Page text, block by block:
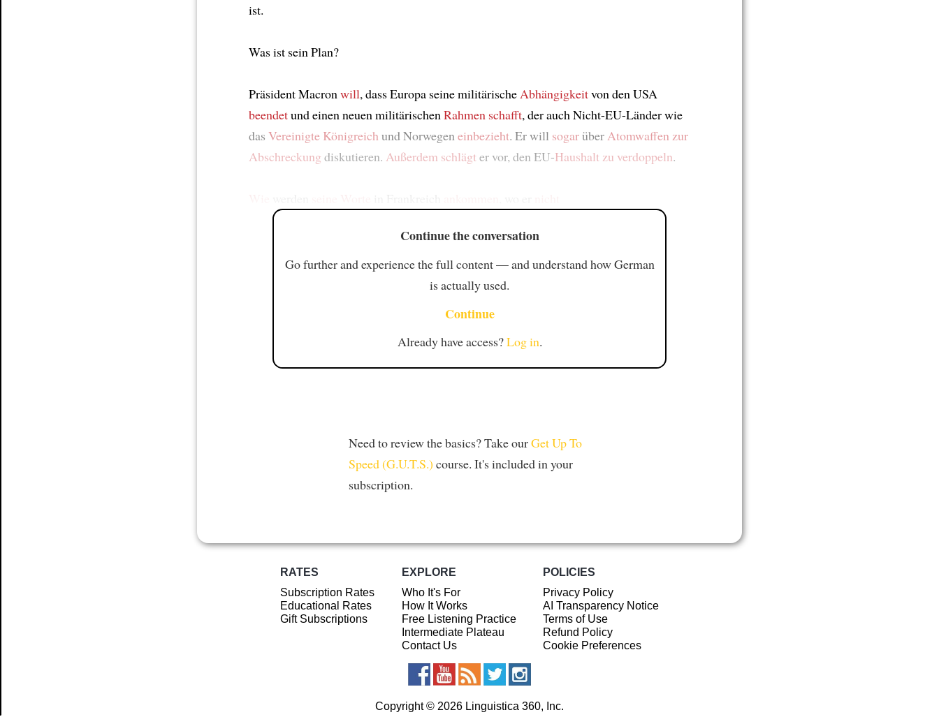
ist.
Was ist sein Plan?
Präsident Macron will, dass Europa seine militärische Abhängigkeitvon den USA
beendetund einen neuen militärischen Rahmen schafft, der auch Nicht-EU-Länder wie
das Vereinigte Königreich und Norwegen einbezieht. Er will sogarüber Atomwaffen zur
Abschreckung diskutieren. Außerdem schlägter vor, den EU-Haushalt zu verdoppeln.
Continue the conversation
Go further and experience the full content — and understand how German
is actually used.
Continue
Already have access?Log in.
Need to review the basics? Take ourGet Up To
Speed (G.U.T.S.) course. It's included in your
subscription.
RATES
Subscription Rates
Educational Rates
Gift Subscriptions
EXPLORE
Who It's For
How It Works
Free Listening Practice
Intermediate Plateau
Contact Us
POLICIES
Privacy Policy
AI Transparency Notice
Terms of Use
Refund Policy
Cookie Preferences
Copyright © 2026 Linguistica 360, Inc.